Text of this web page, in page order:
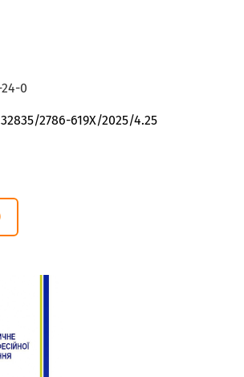
24-0
2786-619X/2025/4.25